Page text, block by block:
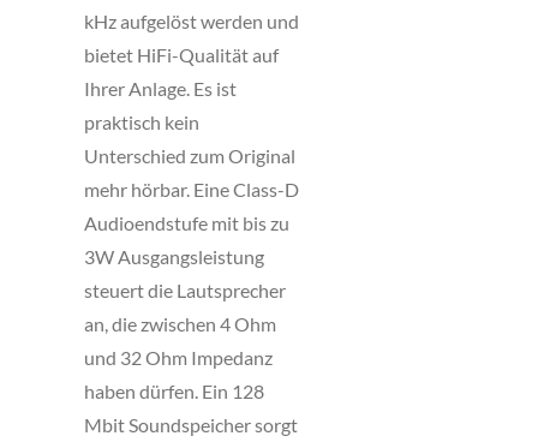
kHz aufgelöst werden und
bietet HiFi-Qualität auf
Ihrer Anlage. Es ist
praktisch kein
Unterschied zum Original
mehr hörbar. Eine Class-D
Audioendstufe mit bis zu
3W Ausgangsleistung
steuert die Lautsprecher
an, die zwischen 4 Ohm
und 32 Ohm Impedanz
haben dürfen. Ein 128
Mbit Soundspeicher sorgt